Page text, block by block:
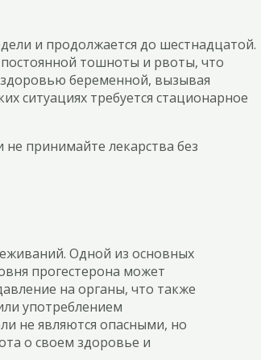
и продолжается до шестнадцатой.
тошноты и рвоты, что
здоровью беременной, вызывая
ситуациях требуется стационарное
принимайте лекарства без
Одной из основных
прогестерона может
на органы, что также
употреблением
не являются опасными, но
о своем здоровье и